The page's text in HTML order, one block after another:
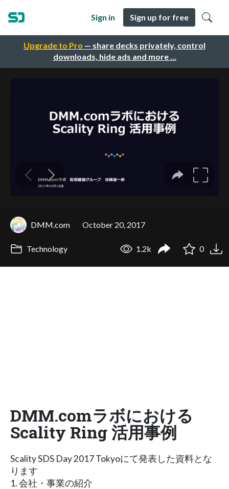
Upgrade to Pro — share decks privately, control
downloads, hide ads and more …
Sign in Sign up for free
DMM.com October 20, 2017
Technology 1.2k 0
DMM.comラボにおける
Scality Ring 活⽤事例
Scality SDS Day 2017 Tokyoにて発表した資料とな
ります
1. 会社・事業の紹介